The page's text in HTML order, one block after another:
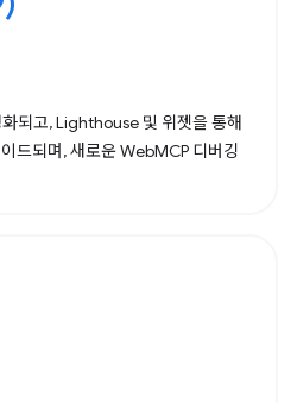
되고, Lighthouse 및 위젯을 통해
드되며, 새로운 WebMCP 디버깅